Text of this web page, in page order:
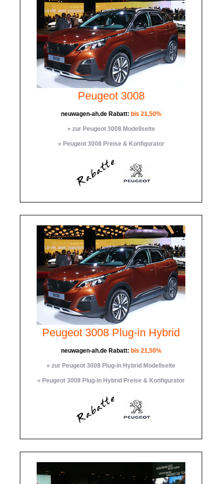
Peugeot 3008
neuwagen-ah.de Rabatt: bis 21,50%
» zur Peugeot 3008 Modellseite
» Peugeot 3008 Preise & Konfigurator
Peugeot 3008 Plug-in Hybrid
neuwagen-ah.de Rabatt: bis 21,50%
» zur Peugeot 3008 Plug-in Hybrid Modellseite
» Peugeot 3008 Plug-in Hybrid Preise & Konfigurator